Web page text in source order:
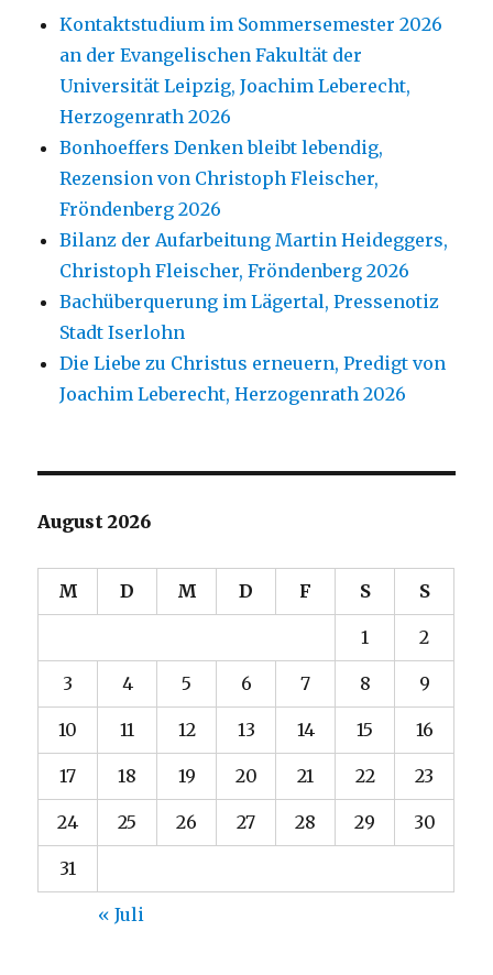
Kontaktstudium im Sommersemester 2026
an der Evangelischen Fakultät der
Universität Leipzig, Joachim Leberecht,
Herzogenrath 2026
Bonhoeffers Denken bleibt lebendig,
Rezension von Christoph Fleischer,
Fröndenberg 2026
Bilanz der Aufarbeitung Martin Heideggers,
Christoph Fleischer, Fröndenberg 2026
Bachüberquerung im Lägertal, Pressenotiz
Stadt Iserlohn
Die Liebe zu Christus erneuern, Predigt von
Joachim Leberecht, Herzogenrath 2026
August 2026
M D M D F S S
1 2
3 4 5 6 7 8 9
10 11 12 13 14 15 16
17 18 19 20 21 22 23
24 25 26 27 28 29 30
31
« Juli